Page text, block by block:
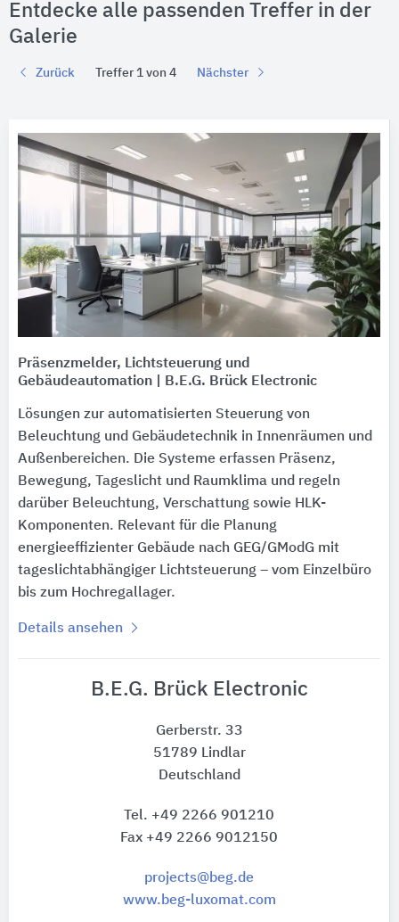
Entdecke alle passenden Treffer in der
Galerie
Zurück Treffer 1 von 4 Nächster
Präsenzmelder, Lichtsteuerung und
Gebäudeautomation | B.E.G. Brück Electronic
Lösungen zur automatisierten Steuerung von
Beleuchtung und Gebäudetechnik in Innenräumen und
Außenbereichen. Die Systeme erfassen Präsenz,
Bewegung, Tageslicht und Raumklima und regeln
darüber Beleuchtung, Verschattung sowie HLK-
Komponenten. Relevant für die Planung
energieeffizienter Gebäude nach GEG/GModG mit
tageslichtabhängiger Lichtsteuerung – vom Einzelbüro
bis zum Hochregallager.
Details ansehen
B.E.G. Brück Electronic
Gerberstr. 33
51789 Lindlar
Deutschland
Tel. +49 2266 901210
Fax +49 2266 9012150
projects@beg.de
www.beg-luxomat.com